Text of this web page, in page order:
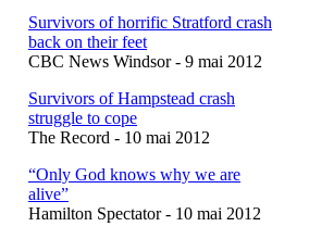
Survivors of horrific Stratford crash
back on their feet
CBC News Windsor - 9 mai 2012
Survivors of Hampstead crash
struggle to cope
The Record - 10 mai 2012
“Only God knows why we are
alive”
Hamilton Spectator - 10 mai 2012